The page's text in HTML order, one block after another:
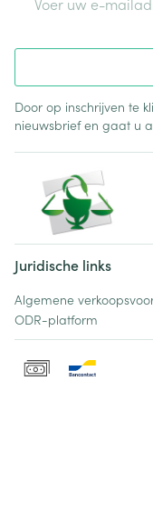
Door op inschrijven te
nieuwsbrief en gaat u
Juridische links
Algemene
ODR-platform